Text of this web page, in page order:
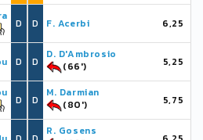
D
D
D
D F. Acerbi 6,25
D
D. D'Ambrosio
(66')
5,25
D
M. Darmian
(80')
5,75
R. Gosens